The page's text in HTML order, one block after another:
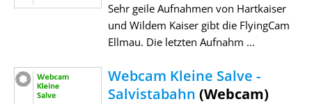
Sehr geile Aufnahmen von Hartkaiser
und Wildem Kaiser gibt die FlyingCam
Ellmau. Die letzten Aufnahm ...
Webcam Kleine Salve -
Salvistabahn (Webcam)